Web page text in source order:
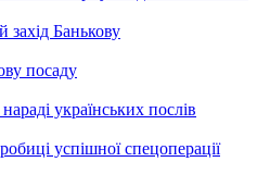
Банькову
посаду
українських послів
успішної спецоперації